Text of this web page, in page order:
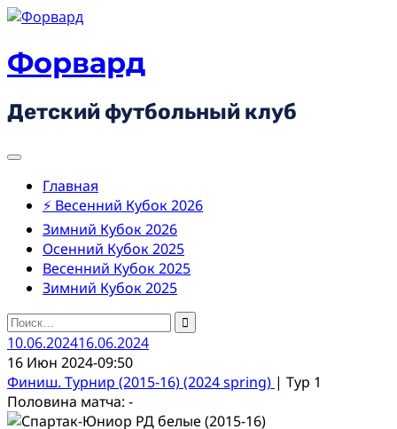
Skip
content
Форвард
Детский футбольный клуб
Главная
⚡ Весенний Кубок 2026
Зимний Кубок 2026
Осенний Кубок 2025
Весенний Кубок 2025
Зимний Кубок 2025
Найти:
10.06.202416.06.2024
16 Июн 2024-09:50
Финиш. Турнир (2015-16) (2024 spring) | Тур 1
Половина матча: -